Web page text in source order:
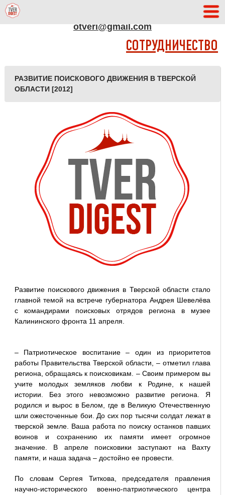
otveri@gmail.com
СОТРУДНИЧЕСТВО
РАЗВИТИЕ ПОИСКОВОГО ДВИЖЕНИЯ В ТВЕРСКОЙ
ОБЛАСТИ [2012]
Развитие поискового движения в Тверской области стало
главной темой на встрече губернатора Андрея Шевелёва
с командирами поисковых отрядов региона в музее
Калининского фронта 11 апреля.
– Патриотическое воспитание – один из приоритетов
работы Правительства Тверской области, – отметил глава
региона, обращаясь к поисковикам. – Своим примером вы
учите молодых земляков любви к Родине, к нашей
истории. Без этого невозможно развитие региона. Я
родился и вырос в Белом, где в Великую Отечественную
шли ожесточенные бои. До сих пор тысячи солдат лежат в
тверской земле. Ваша работа по поиску останков павших
воинов и сохранению их памяти имеет огромное
значение. В апреле поисковики заступают на Вахту
памяти, и наша задача – достойно ее провести.
По словам Сергея Титкова, председателя правления
научно-исторического военно-патриотического центра